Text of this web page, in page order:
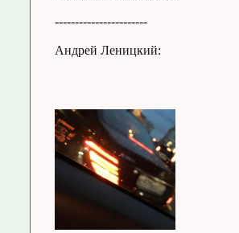
-----------------------
Андрей Леницкий: